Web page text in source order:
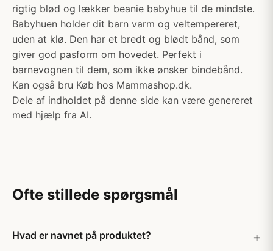
rigtig blød og lækker beanie babyhue til de mindste.
Babyhuen holder dit barn varm og veltempereret,
uden at klø. Den har et bredt og blødt bånd, som
giver god pasform om hovedet. Perfekt i
barnevognen til dem, som ikke ønsker bindebånd.
Kan også bru Køb hos Mammashop.dk.
Dele af indholdet på denne side kan være genereret
med hjælp fra AI.
Ofte stillede spørgsmål
Hvad er navnet på produktet?